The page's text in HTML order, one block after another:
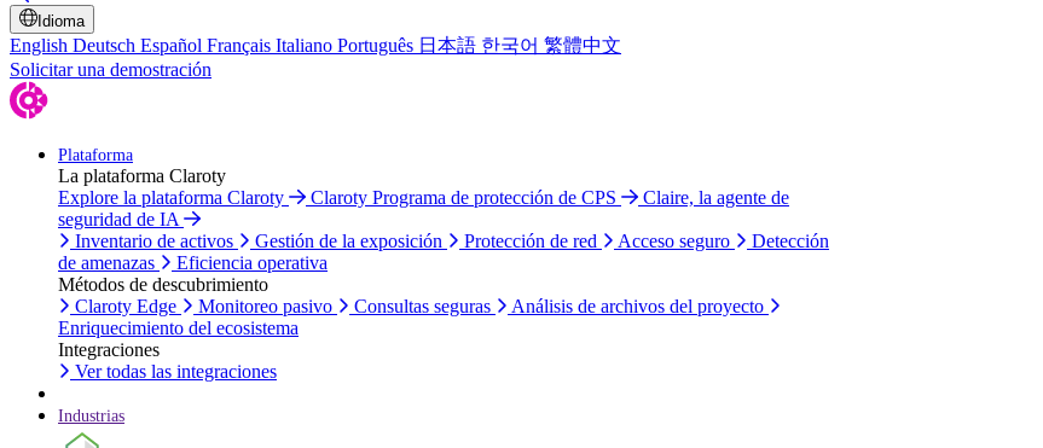
Idioma
English Deutsch Español Français Italiano Português 日本語 한국어 繁體中文
Solicitar una demostración
Plataforma
La plataforma Claroty
Explore la plataforma Claroty
Claroty Programa de protección de CPS
Claire, la agente de
seguridad de IA
Inventario de activos
Gestión de la exposición Protección de red Acceso seguro
Detección
de amenazas
Eficiencia operativa
Métodos de descubrimiento
Claroty Edge
Monitoreo pasivo Consultas seguras
Análisis de archivos del proyecto
Enriquecimiento del ecosistema
Integraciones
Ver todas las integraciones
Industrias